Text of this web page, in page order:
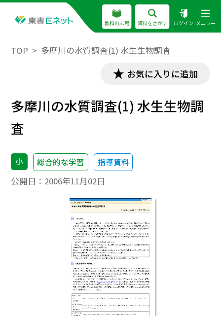
教科の広場 資料をさがす ログイン メニュー
TOP 多摩川の水質調査(1) 水生生物調査
お気に入りに追加
多摩川の水質調査(1) 水生生物調
査
小 総合的な学習 指導資料
公開日： 2006年11月02日